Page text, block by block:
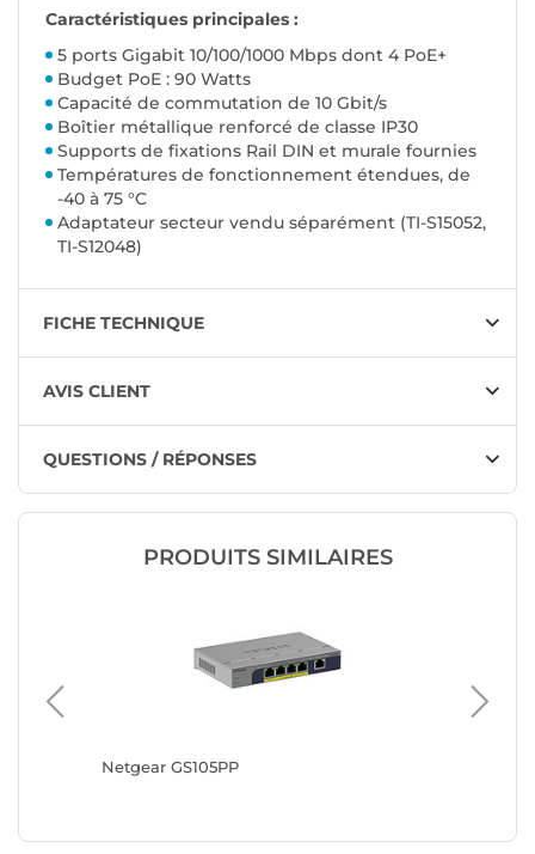
Caractéristiques principales :
5 ports Gigabit 10/100/1000 Mbps dont 4 PoE+
Budget PoE : 90 Watts
Capacité de commutation de 10 Gbit/s
Boîtier métallique renforcé de classe IP30
Supports de fixations Rail DIN et murale fournies
Températures de fonctionnement étendues, de
-40 à 75 °C
Adaptateur secteur vendu séparément (TI-S15052,
TI-S12048)
FICHE TECHNIQUE
AVIS CLIENT
QUESTIONS / RÉPONSES
PRODUITS SIMILAIRES
Netgear GS105PP